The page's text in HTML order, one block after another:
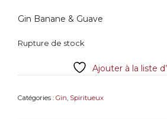
Gin Banane & Guave
Rupture de stock
Ajouter à la liste
Catégories : Gin, Spiritueux